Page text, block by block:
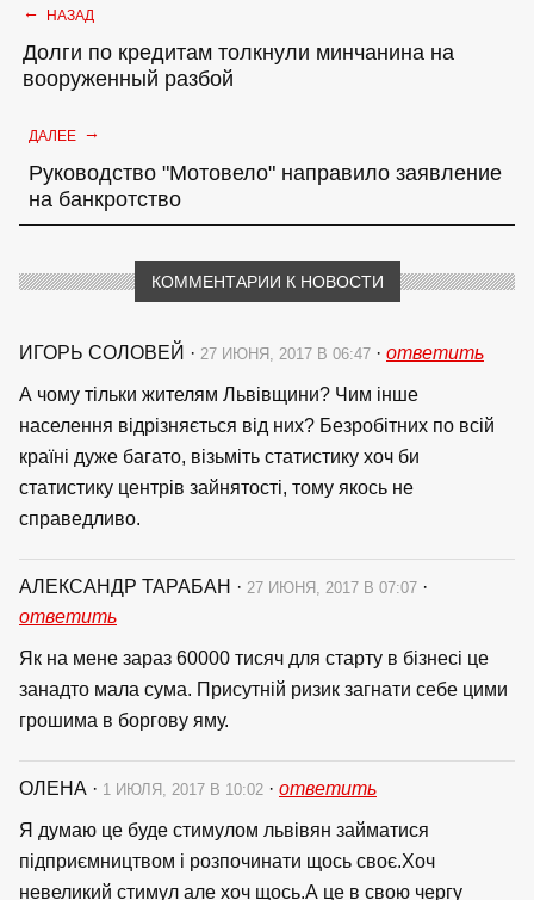
← НАЗАД
Долги по кредитам толкнули минчанина на
вооруженный разбой
ДАЛЕЕ →
Руководство "Мотовело" направило заявление
на банкротство
КОММЕНТАРИИ К НОВОСТИ
ИГОРЬ СОЛОВЕЙ · 27 ИЮНЯ, 2017 В 06:47 · ответить
А чому тільки жителям Львівщини? Чим інше
населення відрізняється від них? Безробітних по всій
країні дуже багато, візьміть статистику хоч би
статистику центрів зайнятості, тому якось не
справедливо.
АЛЕКСАНДР ТАРАБАН · 27 ИЮНЯ, 2017 В 07:07 ·
ответить
Як на мене зараз 60000 тисяч для старту в бізнесі це
занадто мала сума. Присутній ризик загнати себе цими
грошима в боргову яму.
ОЛЕНА · 1 ИЮЛЯ, 2017 В 10:02 · ответить
Я думаю це буде стимулом львівян займатися
підприємництвом і розпочинати щось своє.Хоч
невеликий стимул але хоч щось.А це в свою чергу